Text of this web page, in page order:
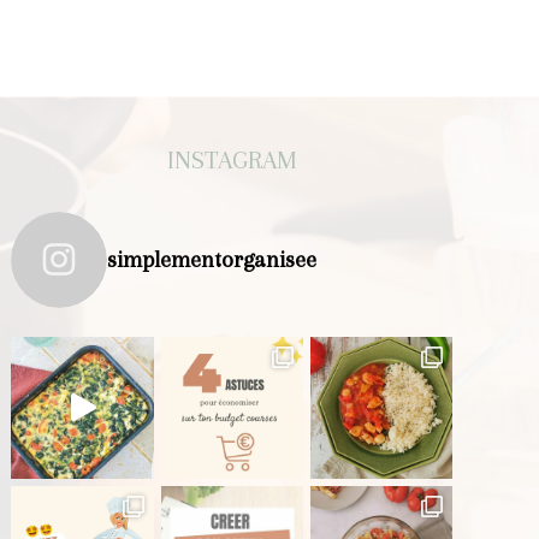
INSTAGRAM
simplementorganisee